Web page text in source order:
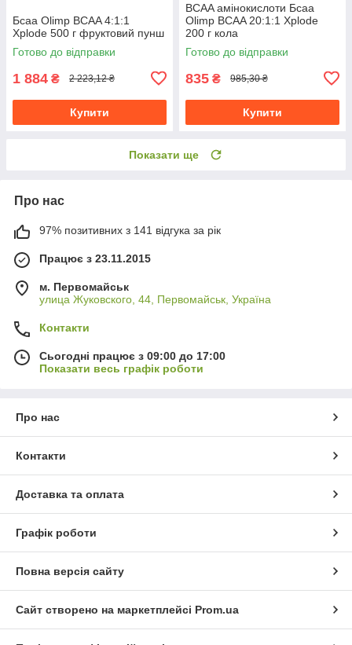
Бсаа Olimp BCAA 4:1:1
Xplode 500 г фруктовий пунш
Готово до відправки
1 884 ₴ 2 223,12 ₴
Купити
BCAA амінокислоти Бсаа
Olimp BCAA 20:1:1 Xplode
200 г кола
Готово до відправки
835 ₴ 985,30 ₴
Купити
Показати ще
Про нас
97% позитивних з 141 відгука за рік
Працює з 23.11.2015
м. Первомайськ
улица Жуковского, 44, Первомайськ, Україна
Контакти
Сьогодні працює з 09:00 до 17:00
Показати весь графік роботи
Про нас
Контакти
Доставка та оплата
Графік роботи
Повна версія сайту
Сайт створено на маркетплейсі Prom.ua